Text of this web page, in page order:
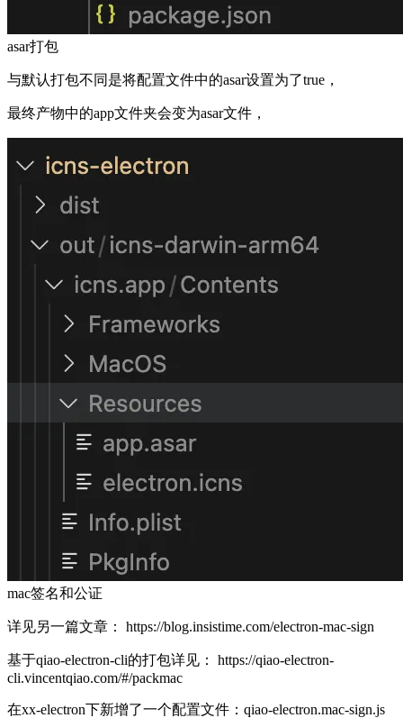
asar打包
与默认打包不同是将配置文件中的asar设置为了true，
最终产物中的app文件夹会变为asar文件，
mac签名和公证
详见另一篇文章： https://blog.insistime.com/electron-mac-sign
基于qiao-electron-cli的打包详见： https://qiao-electron-
cli.vincentqiao.com/#/packmac
在xx-electron下新增了一个配置文件：qiao-electron.mac-sign.js